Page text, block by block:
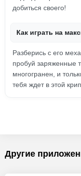
добиться своего!
Как играть на
Разберись с его
пробуй заряженные
многогранен, и
тебя ждет в этой
Другие